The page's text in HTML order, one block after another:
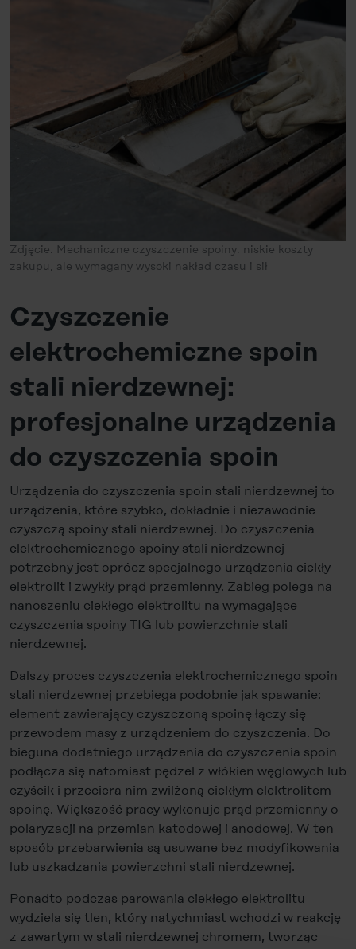
Zdjęcie: Mechaniczne czyszczenie spoiny: niskie koszty
zakupu, ale wymagany wysoki nakład czasu i sił
Czyszczenie
elektrochemiczne spoin
stali nierdzewnej:
profesjonalne urządzenia
do czyszczenia spoin
Urządzenia do czyszczenia spoin stali nierdzewnej to
urządzenia, które szybko, dokładnie i niezawodnie
czyszczą spoiny stali nierdzewnej. Do czyszczenia
elektrochemicznego spoiny stali nierdzewnej
potrzebny jest oprócz specjalnego urządzenia ciekły
elektrolit i zwykły prąd przemienny. Zabieg polega na
nanoszeniu ciekłego elektrolitu na wymagające
czyszczenia spoiny TIG lub powierzchnie stali
nierdzewnej.
Dalszy proces czyszczenia elektrochemicznego spoin
stali nierdzewnej przebiega podobnie jak spawanie:
element zawierający czyszczoną spoinę łączy się
przewodem masy z urządzeniem do czyszczenia. Do
bieguna dodatniego urządzenia do czyszczenia spoin
podłącza się natomiast pędzel z włókien węglowych lub
czyścik i przeciera nim zwilżoną ciekłym elektrolitem
spoinę. Większość pracy wykonuje prąd przemienny o
polaryzacji na przemian katodowej i anodowej. W ten
sposób przebarwienia są usuwane bez modyfikowania
lub uszkadzania powierzchni stali nierdzewnej.
Ponadto podczas parowania ciekłego elektrolitu
wydziela się tlen, który natychmiast wchodzi w reakcję
z zawartym w stali nierdzewnej chromem, tworząc